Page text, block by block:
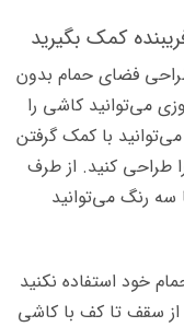
کمک بگیرید
فضای حمام بدون
می‌توانید کاشی را
می‌توانید با کمک گرفتن
طراحی کنید. از طرف
سه رنگ می‌توانید
خود استفاده نکنید
از سقف تا کف با کاشی